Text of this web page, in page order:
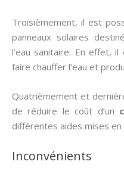
Troisièmement, il est
panneaux solaires
l’eau sanitaire. En effet,
faire chauffer l’eau et
Quatrièmement et
de réduire le coût d’un
différentes aides mises en
Inconvénients